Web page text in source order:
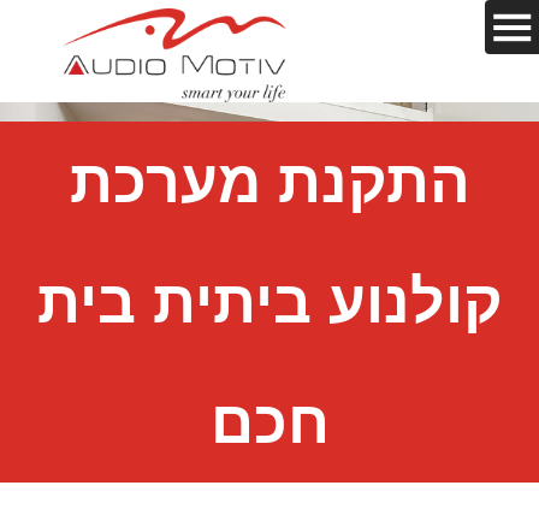
התקנת מערכת
קולנוע ביתית בית
חכם